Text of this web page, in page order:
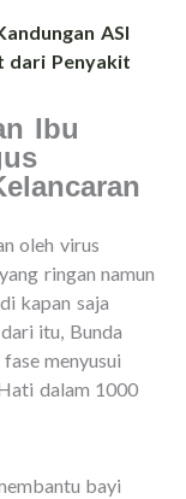
ASI
dari Penyakit
Ibu
oleh virus
ringan namun
kapan saja
itu, Bunda
menyusui
dalam 1000
bayi